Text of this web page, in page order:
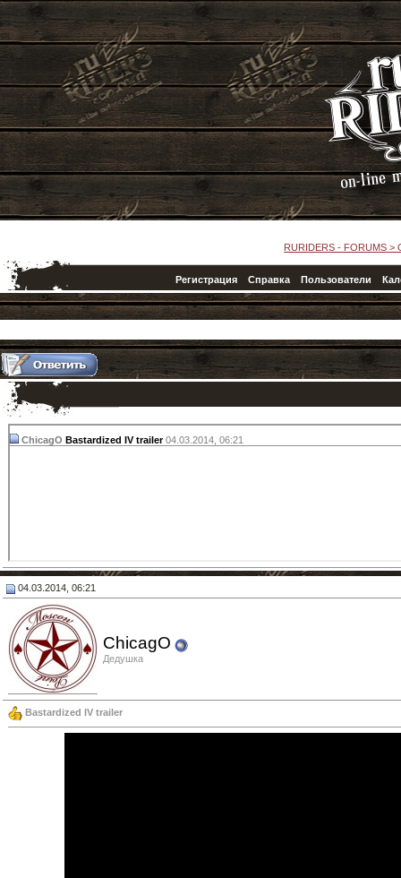
RURIDERS - FORUMS >
Регистрация Справка Пользователи
ChicagO Bastardized IV trailer04.03.2014, 06:21
04.03.2014, 06:21
ChicagO
Дедушка
Bastardized IV trailer